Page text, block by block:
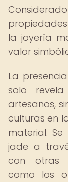
la joyería
valor
La
solo
artesanos,
culturas en
material.
jade a
con otras
como los